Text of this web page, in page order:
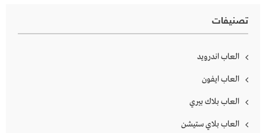
تصنيفات
العاب اندرويد
العاب ايفون
العاب بلاك بيري
العاب بلاي ستيشن